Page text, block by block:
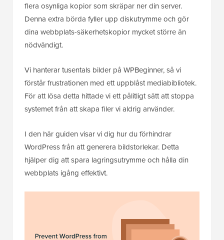
flera osynliga kopior som skräpar ner din server.
Denna extra börda fyller upp diskutrymme och gör
dina webbplats-säkerhetskopior mycket större än
nödvändigt.
Vi hanterar tusentals bilder på WPBeginner, så vi
förstår frustrationen med ett uppblåst mediabibliotek.
För att lösa detta hittade vi ett pålitligt sätt att stoppa
systemet från att skapa filer vi aldrig använder.
I den här guiden visar vi dig hur du förhindrar
WordPress från att generera bildstorlekar. Detta
hjälper dig att spara lagringsutrymme och hålla din
webbplats igång effektivt.